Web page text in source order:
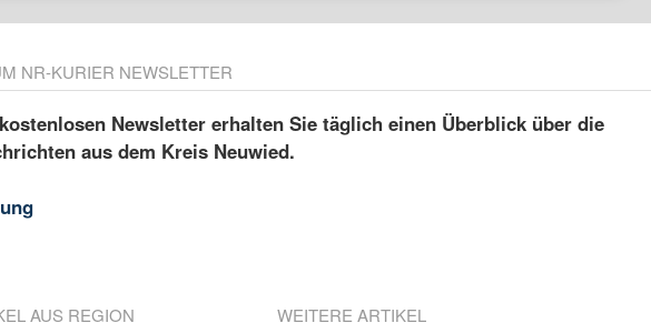
NR-KURIER NEWSLETTER
Newsletter erhalten Sie täglich einen Überblick über die
aus dem Kreis Neuwied.
AUS REGION WEITERE ARTIKEL